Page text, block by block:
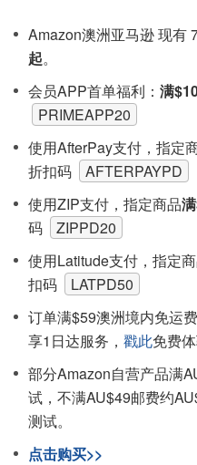
Amazon澳洲亚马逊 现有
起。
会员APP首单福利： 满
PRIMEAPP20
使用AfterPay支付，指定
折扣码
AFTERPAYPD
使用ZIP支付，指定商品
码
ZIPPD20
使用Latitude支付，指定
扣码
LATPD50
订单满$59澳洲境内免运费
享1日达服务， 戳此免费
部分Amazon自营产品满
试，不满AU$49邮费约
测试。
点击购买>>